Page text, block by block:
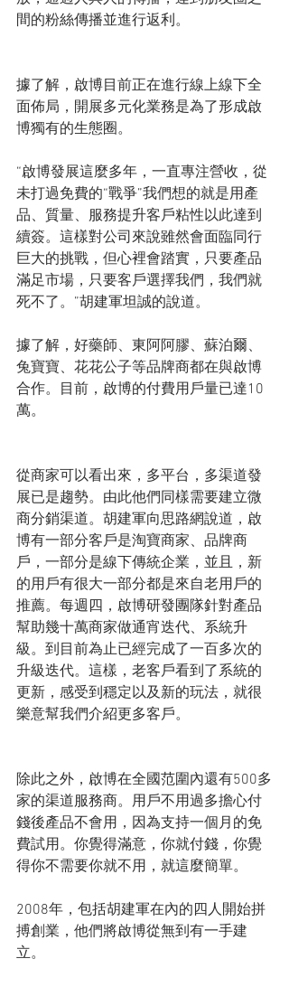
間的粉絲傳播並進行返利。
據了解，啟博目前正在進行線上線下全
面佈局，開展多元化業務是為了形成啟
博獨有的生態圈。
“啟博發展這麼多年，一直專注營收，從
未打過免費的“戰爭”我們想的就是用產
品、質量、服務提升客戶粘性以此達到
續簽。這樣對公司來說雖然會面臨同行
巨大的挑戰，但心裡會踏實，只要產品
滿足市場，只要客戶選擇我們，我們就
死不了。”胡建軍坦誠的說道。
據了解，好藥師、東阿阿膠、蘇泊爾、
兔寶寶、花花公子等品牌商都在與啟博
合作。目前，啟博的付費用戶量已達10
萬。
從商家可以看出來，多平台，多渠道發
展已是趨勢。由此他們同樣需要建立微
商分銷渠道。胡建軍向思路網說道，啟
博有一部分客戶是淘寶商家、品牌商
戶，一部分是線下傳統企業，並且，新
的用戶有很大一部分都是來自老用戶的
推薦。每週四，啟博研發團隊針對產品
幫助幾十萬商家做通宵迭代、系統升
級。到目前為止已經完成了一百多次的
升級迭代。這樣，老客戶看到了系統的
更新，感受到穩定以及新的玩法，就很
樂意幫我們介紹更多客戶。
除此之外，啟博在全國范圍內還有500多
家的渠道服務商。用戶不用過多擔心付
錢後產品不會用，因為支持一個月的免
費試用。你覺得滿意，你就付錢，你覺
得你不需要你就不用，就這麼簡單。
2008年，包括胡建軍在內的四人開始拼
搏創業，他們將啟博從無到有一手建
立。